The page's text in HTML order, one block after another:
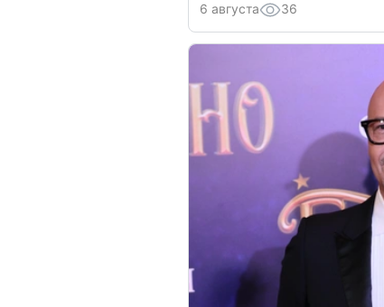
6 августа 36